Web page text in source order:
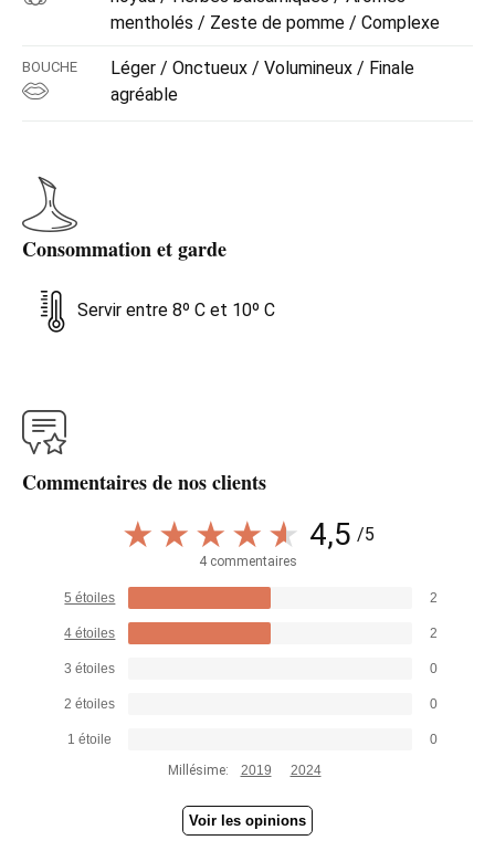
mentholés / Zeste de pomme / Complexe
BOUCHE
Léger / Onctueux / Volumineux / Finale
agréable
Consommation et garde
Servir entre 8º C et 10º C
Commentaires de nos clients
4,5 /5
4 commentaires
5 étoiles 2
4 étoiles 2
3 étoiles 0
2 étoiles 0
1 étoile
0
Millésime:
2019 2024
Voir les opinions